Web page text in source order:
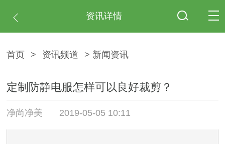
资讯详情
首页 > 资讯频道 > 新闻资讯
定制防静电服怎样可以良好裁剪？
净尚净美 2019-05-05 10:11